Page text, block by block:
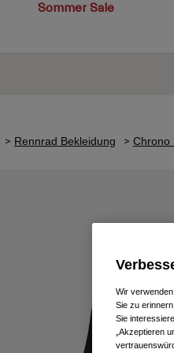
Sommer Sale
Rennrad Bekleidung Chrono
Wir
Sie zu
Sie
„Akzeptieren